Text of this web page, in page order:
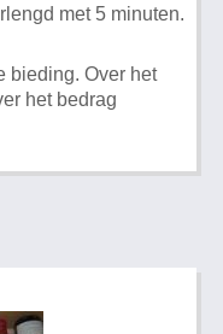
met 5 minuten.
bieding. Over het
het bedrag